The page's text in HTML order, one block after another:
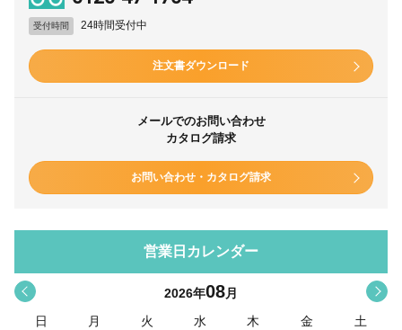
受付時間 24時間受付中
注文書ダウンロード
メールでのお問い合わせ
カタログ請求
お問い合わせ・カタログ請求
営業日カレンダー
< >
2026年08月
日
月 火 水 木 金
土